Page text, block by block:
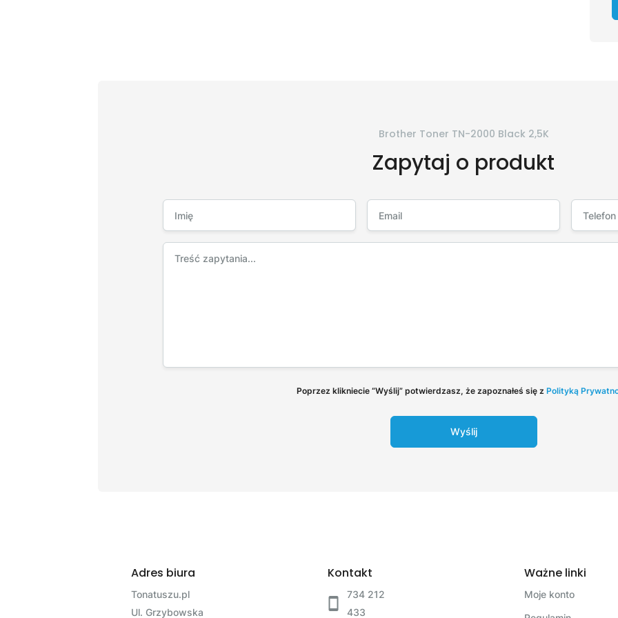
Brother Toner TN-2000 Black 2,5K
Zapytaj o produkt
Poprzez klikniecie “Wyślij” potwierdzasz, że zapoznałeś się z Polityką
Wyślij
Adres biura
Tonatuszu.pl
Ul. Grzybowska
Kontakt
734 212
433
Ważne linki
Moje konto